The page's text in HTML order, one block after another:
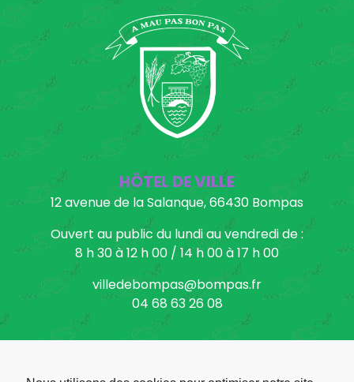
HÔTEL DE VILLE
12 avenue de la Salanque, 66430 Bompas
Ouvert au public du lundi au vendredi de :
8 h 30 à 12 h 00 / 14 h 00 à 17 h 00
villedebompas@bompas.fr
04 68 63 26 08